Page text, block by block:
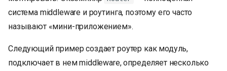
система middleware и роутинга, поэтому его часто
называют «мини-приложением».
Следующий пример создает роутер как модуль,
подключает в нем middleware, определяет несколько